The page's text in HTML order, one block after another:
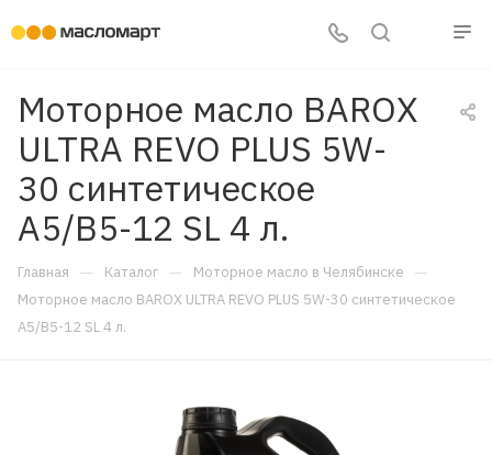
Моторное масло BAROX
ULTRA REVO PLUS 5W-
30 синтетическое
A5/B5-12 SL 4 л.
Главная — Каталог — Моторное масло в Челябинске —
Моторное масло BAROX ULTRA REVO PLUS 5W-30 синтетическое
A5/B5-12 SL 4 л.